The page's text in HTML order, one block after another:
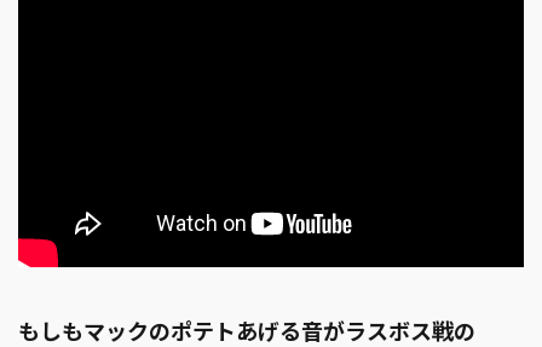
もしもマックのポテトあげる音がラスボス戦の